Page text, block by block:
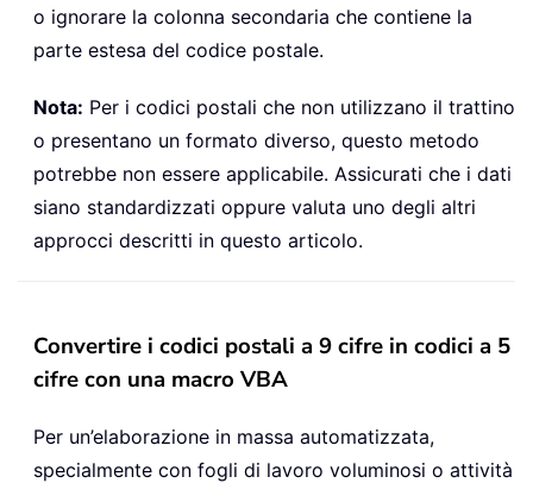
o ignorare la colonna secondaria che contiene la
parte estesa del codice postale.
Nota: Per i codici postali che non utilizzano il trattino
o presentano un formato diverso, questo metodo
potrebbe non essere applicabile. Assicurati che i dati
siano standardizzati oppure valuta uno degli altri
approcci descritti in questo articolo.
Convertire i codici postali a 9 cifre in codici a 5
cifre con una macro VBA
Per un’elaborazione in massa automatizzata,
specialmente con fogli di lavoro voluminosi o attività